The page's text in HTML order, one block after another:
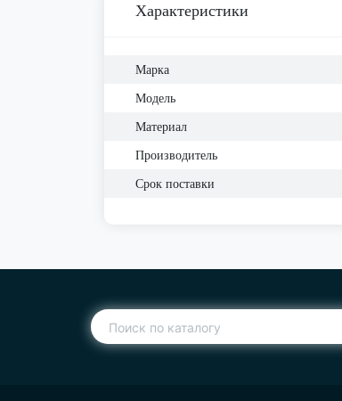
Характеристики
Марка
Модель
Материал
Производитель
Срок поставки